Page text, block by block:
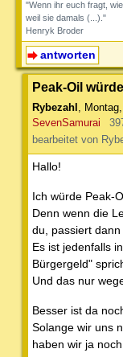
"Wenn ihr euch fragt,
weil sie damals (...)."
Henryk Broder
antworten
Peak-Oil
Rybezahl ,
SevenSamurai
bearbeitet von
Hallo!
Ich würde Peak-
Denn wenn die
du, passiert
Es ist jedenfalls
Bürgergeld"
Und das nur
Besser ist da
Solange wir uns
haben wir ja